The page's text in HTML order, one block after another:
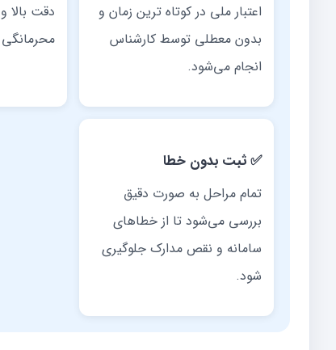
اعتبار ملی در کوتاه ترین زمان و
بدون معطلی توسط کارشناس
انجام می‌شود.
دقت بالا
✅ ثبت بدون خطا
تمام مراحل به صورت دقیق
بررسی می‌شود تا از خطاهای
سامانه و نقص مدارک جلوگیری
شود.